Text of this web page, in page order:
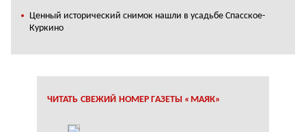
Ценный исторический снимок нашли в усадьбе Спасское-
Куркино
ЧИТАТЬ СВЕЖИЙ НОМЕР ГАЗЕТЫ «МАЯК»